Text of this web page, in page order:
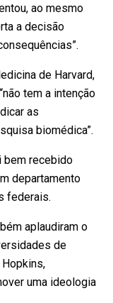
ao mesmo
a decisão
de Harvard,
tem a intenção
as
biomédica”.
bem recebido
departamento
federais.
aplaudiram o
de
uma ideologia